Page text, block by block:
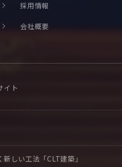
採用情報
会社概要
イト
新しい工法「CLT建築」